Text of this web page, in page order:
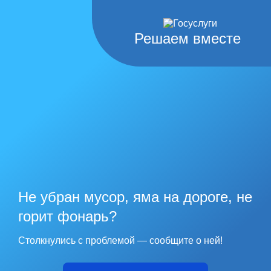
Решаем вместе
Не убран мусор, яма на дороге, не
горит фонарь?
Столкнулись с проблемой — сообщите о ней!